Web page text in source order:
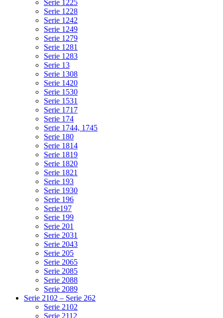
Serie 1225
Serie 1228
Serie 1242
Serie 1249
Serie 1279
Serie 1281
Serie 1283
Serie 13
Serie 1308
Serie 1420
Serie 1530
Serie 1531
Serie 1717
Serie 174
Serie 1744, 1745
Serie 180
Serie 1814
Serie 1819
Serie 1820
Serie 1821
Serie 193
Serie 1930
Serie 196
Serie197
Serie 199
Serie 201
Serie 2031
Serie 2043
Serie 205
Serie 2065
Serie 2085
Serie 2088
Serie 2089
Serie 2102 – Serie 262
Serie 2102
Serie 2112